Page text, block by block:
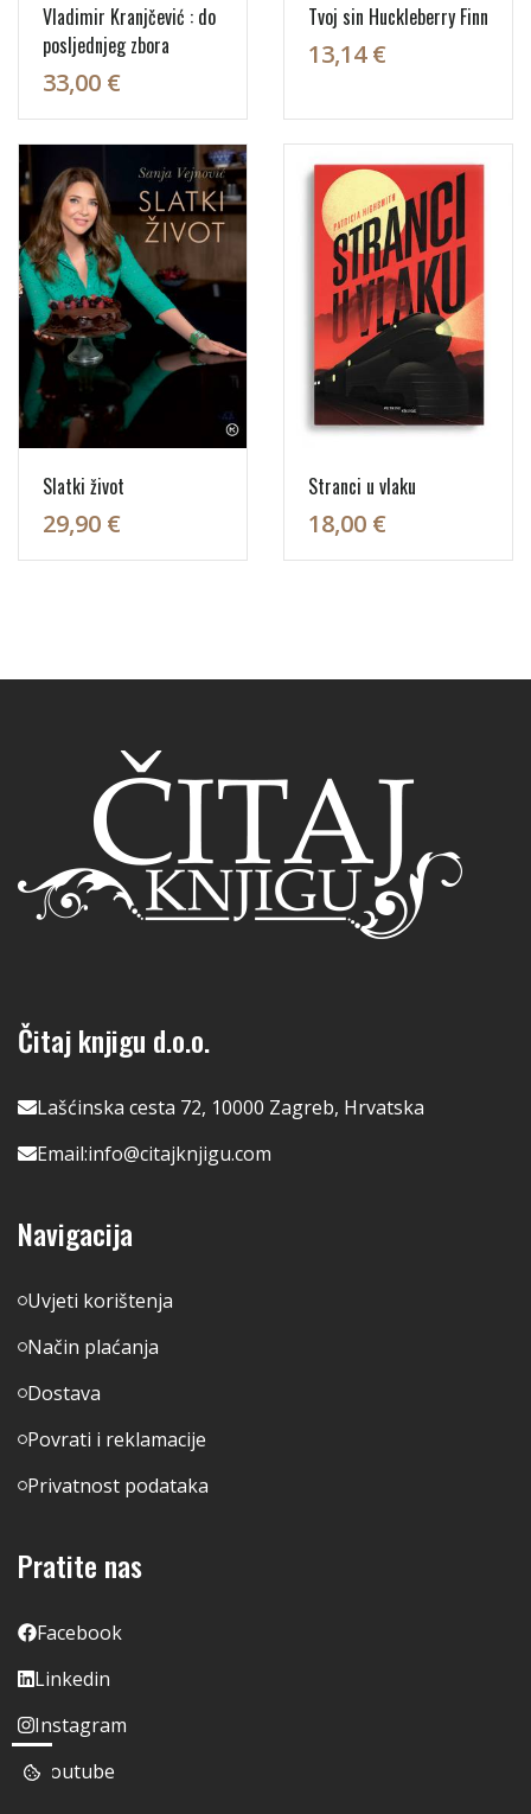
Vladimir Kranjčević : do
posljednjeg zbora
33,00 €
Tvoj sin Huckleberry Finn
13,14 €
Slatki život
29,90 €
Stranci u vlaku
18,00 €
Čitaj knjigu d.o.o.
Lašćinska cesta 72, 10000 Zagreb, Hrvatska
Email:info@citajknjigu.com
Navigacija
Uvjeti korištenja
Način plaćanja
Dostava
Povrati i reklamacije
Privatnost podataka
Pratite nas
Facebook
Linkedin
Instagram
Youtube